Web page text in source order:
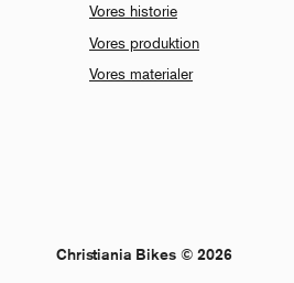
Vores historie
Vores produktion
Vores materialer
Christiania Bikes © 2026